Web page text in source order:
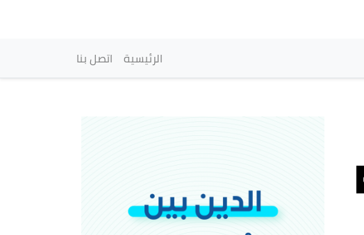
principale
الرئيسية اتصل بنا